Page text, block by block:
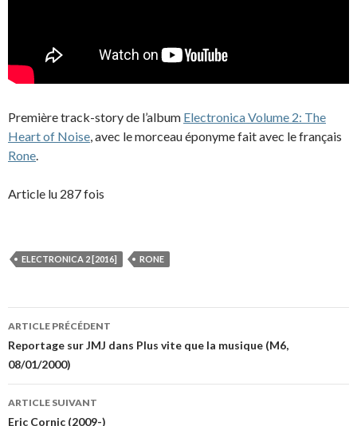
Première track-story de l’album Electronica Volume 2: The
Heart of Noise, avec le morceau éponyme fait avec le français
Rone.
Article lu 287 fois
ELECTRONICA 2 [2016] RONE
Navigation
des
articles
ARTICLE PRÉCÉDENT
Reportage sur JMJ dans Plus vite que la musique (M6,
08/01/2000)
ARTICLE SUIVANT
Eric Cornic (2009-)